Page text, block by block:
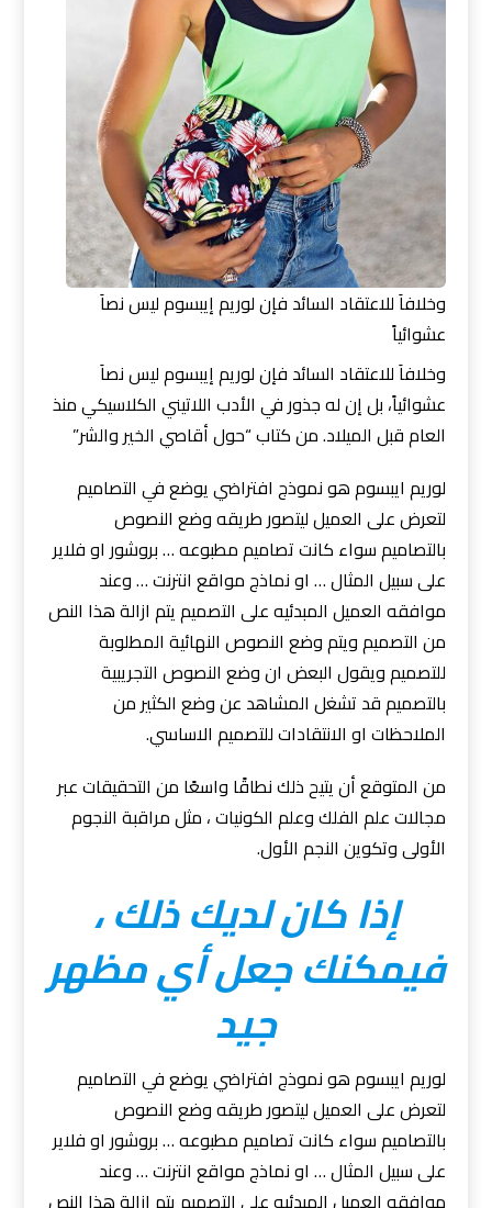
وخلافاَ للاعتقاد السائد فإن لوريم إيبسوم ليس نصاَ
عشوائياً
وخلافاَ للاعتقاد السائد فإن لوريم إيبسوم ليس نصاَ
عشوائياً، بل إن له جذور في الأدب اللاتيني الكلاسيكي منذ
العام قبل الميلاد. من كتاب “حول أقاصي الخير والشر”
لوريم ايبسوم هو نموذج افتراضي يوضع في التصاميم
لتعرض على العميل ليتصور طريقه وضع النصوص
بالتصاميم سواء كانت تصاميم مطبوعه … بروشور او فلاير
على سبيل المثال … او نماذج مواقع انترنت … وعند
موافقه العميل المبدئيه على التصميم يتم ازالة هذا النص
من التصميم ويتم وضع النصوص النهائية المطلوبة
للتصميم ويقول البعض ان وضع النصوص التجريبية
بالتصميم قد تشغل المشاهد عن وضع الكثير من
الملاحظات او الانتقادات للتصميم الاساسي.
من المتوقع أن يتيح ذلك نطاقًا واسعًا من التحقيقات عبر
مجالات علم الفلك وعلم الكونيات ، مثل مراقبة النجوم
الأولى وتكوين النجم الأول.
إذا كان لديك ذلك ،
فيمكنك جعل أي مظهر
جيد
لوريم ايبسوم هو نموذج افتراضي يوضع في التصاميم
لتعرض على العميل ليتصور طريقه وضع النصوص
بالتصاميم سواء كانت تصاميم مطبوعه … بروشور او فلاير
على سبيل المثال … او نماذج مواقع انترنت … وعند